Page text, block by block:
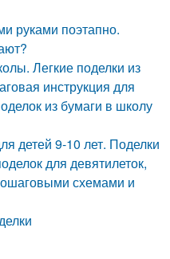
руками поэтапно.
Легкие поделки из
инструкция для
из бумаги в школу
детей 9-10 лет. Поделки
для девятилеток,
схемами и